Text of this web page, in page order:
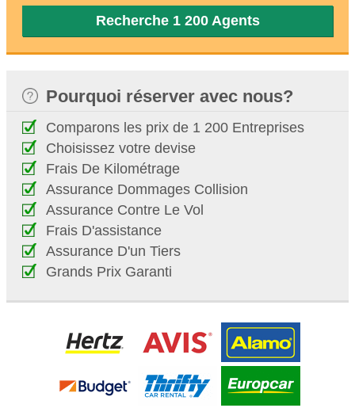
Recherche 1 200 Agents
Pourquoi réserver avec nous?
Comparons les prix de 1 200 Entreprises
Choisissez votre devise
Frais De Kilométrage
Assurance Dommages Collision
Assurance Contre Le Vol
Frais D'assistance
Assurance D'un Tiers
Grands Prix Garanti